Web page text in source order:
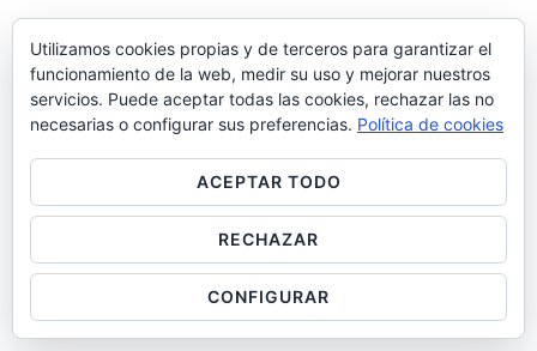
Utilizamos cookies propias y de terceros para garantizar el
funcionamiento de la web, medir su uso y mejorar nuestros
servicios. Puede aceptar todas las cookies, rechazar las no
necesarias o configurar sus preferencias. Política de cookies
ACEPTAR TODO
RECHAZAR
CONFIGURAR